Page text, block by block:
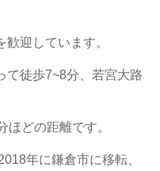
迎しています。
て徒歩7~8分、若宮大路
ほどの距離です。
年に鎌倉市に移転、